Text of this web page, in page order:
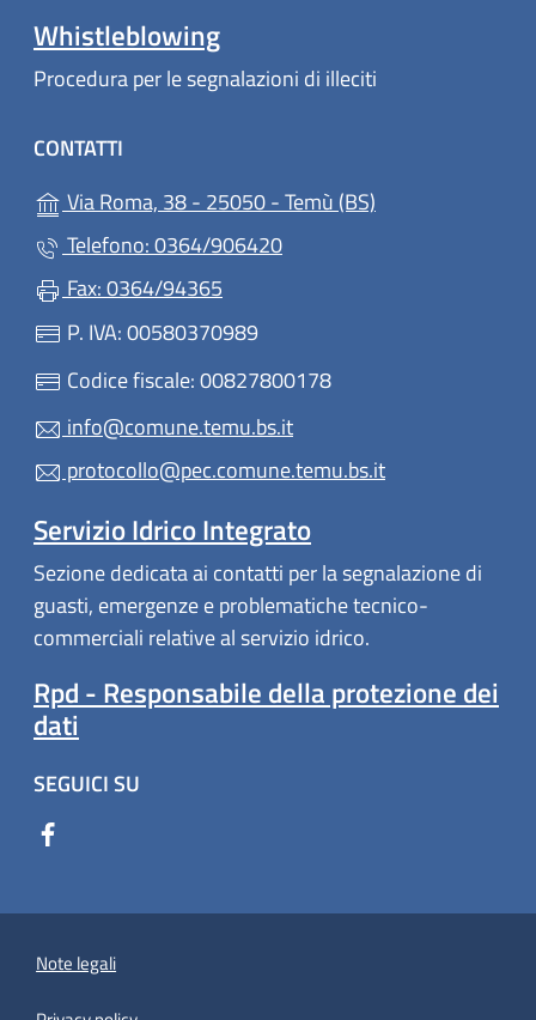
Whistleblowing
Procedura per le segnalazioni di illeciti
CONTATTI
Via Roma, 38 - 25050 - Temù (BS)
Telefono: 0364/906420
Fax: 0364/94365
P. IVA: 00580370989
Codice fiscale: 00827800178
info@comune.temu.bs.it
protocollo@pec.comune.temu.bs.it
Servizio Idrico Integrato
Sezione dedicata ai contatti per la segnalazione di
guasti, emergenze e problematiche tecnico-
commerciali relative al servizio idrico.
Rpd - Responsabile della protezione dei
dati
SEGUICI SU
Note legali